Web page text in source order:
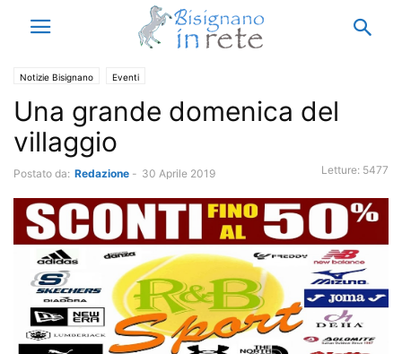
Notizie Bisignano Eventi
Una grande domenica del
villaggio
Postato da: Redazione - 30 Aprile 2019 Letture: 5477